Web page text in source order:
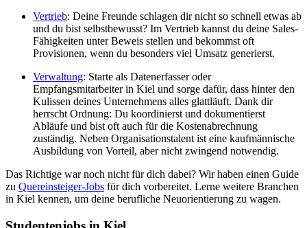
Vertrieb: Deine Freunde schlagen dir nicht so schnell etwas ab
und du bist selbstbewusst? Im Vertrieb kannst du deine Sales-
Fähigkeiten unter Beweis stellen und bekommst oft
Provisionen, wenn du besonders viel Umsatz generierst.
Verwaltung: Starte als Datenerfasser oder
Empfangsmitarbeiter in Kiel und sorge dafür, dass hinter den
Kulissen deines Unternehmens alles glattläuft. Dank dir
herrscht Ordnung: Du koordinierst und dokumentierst
Abläufe und bist oft auch für die Kostenabrechnung
zuständig. Neben Organisationstalent ist eine kaufmännische
Ausbildung von Vorteil, aber nicht zwingend notwendig.
Das Richtige war noch nicht für dich dabei? Wir haben einen Guide
zu Quereinsteiger-Jobs für dich vorbereitet. Lerne weitere Branchen
in Kiel kennen, um deine berufliche Neuorientierung zu wagen.